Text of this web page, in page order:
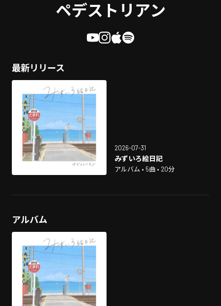
ペデストリアン
最新リリース
2026-07-31
みずいろ絵日記
アルバム • 5曲 • 20分
アルバム